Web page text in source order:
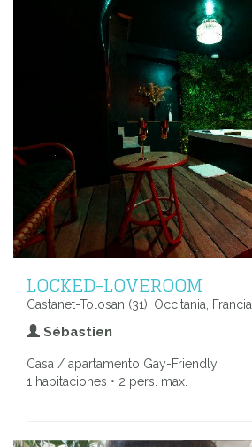
LOCKED-LOVEROOM
Castanet-Tolosan (31), Occitania, Francia
Sébastien
Casa / apartamento Gay-Friendly
1 habitaciones • 2 pers. max.